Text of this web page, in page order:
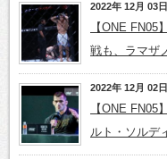
2022年 12月 03日
【ONE FN05
戦も、ラマザ
2022年 12月 02日
【ONE
ルト・ソルデ